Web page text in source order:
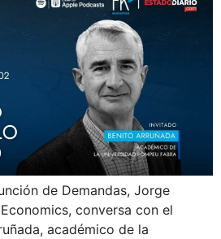
de Demandas, Jorge
conversa con el
académico de la